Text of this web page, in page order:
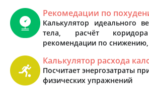
Рекомедации по
Калькулятор идеального
тела, расчёт коридора
рекомендации по снижению,
Калькулятор расхода
Посчитает энергозатраты
физических упражнений